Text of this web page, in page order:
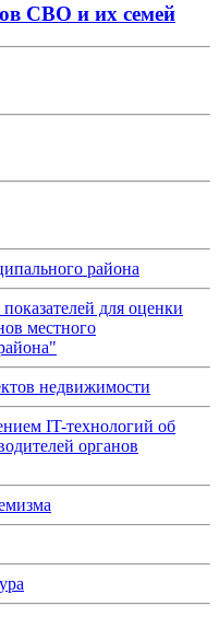
СВО и их семей
района
для оценки
местного
недвижимости
IT-технологий об
органов